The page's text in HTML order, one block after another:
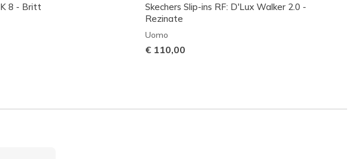
8 - Britt
Skechers Slip-ins RF: D'Lux Walker 2.0 -
Rezinate
Uomo
€ 110,00